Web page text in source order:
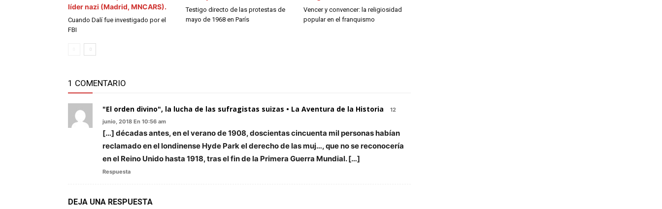
Cuando Dalí fue investigado por el
FBI
Testigo directo de las protestas de
mayo de 1968 en París
Vencer y convencer: la religiosidad
popular en el franquismo
1 COMENTARIO
"El orden divino", la lucha de las sufragistas suizas • La Aventura de la Historia
12
junio, 2018 En 10:56 am
[…] décadas antes, en el verano de 1908, doscientas cincuenta mil personas habían
reclamado en el londinense Hyde Park el derecho de las muj…, que no se reconocería
en el Reino Unido hasta 1918, tras el fin de la Primera Guerra Mundial. […]
Respuesta
DEJA UNA RESPUESTA